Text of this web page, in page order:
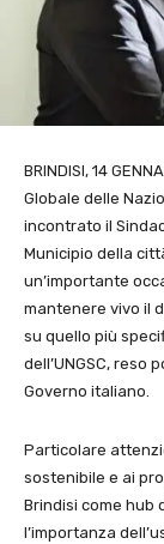
BRINDISI, 14
Globale delle
incontrato il
Municipio della
un’importante
mantenere vivo il
su quello più
dell’UNGSC, reso
Governo italiano.
Particolare
sostenibile e ai
Brindisi come hub
l’importanza